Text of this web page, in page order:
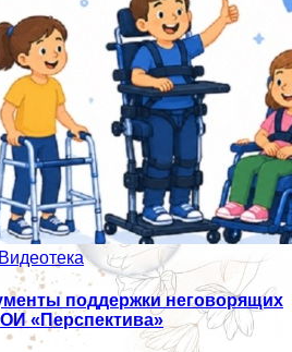
поддержки неговорящих
«Перспектива»